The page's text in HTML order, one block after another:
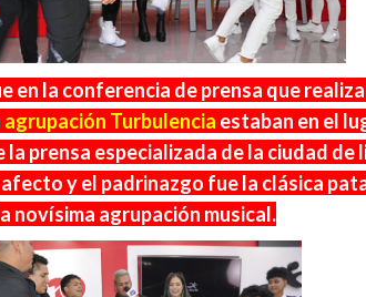
en la conferencia de prensa que
agrupación Turbulencia estaban en el
prensa especializada de la ciudad de
y el padrinazgo fue la clásica
novísima agrupación musical.